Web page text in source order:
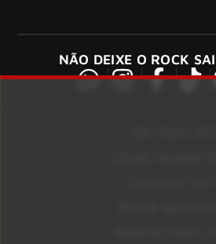
NÃO DEIXE O ROCK